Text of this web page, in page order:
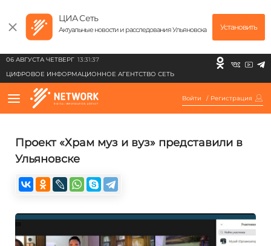
ЦИА Сеть
Актуальные новости и расследования Ульяновска Установить
06 АВГУСТА ЧЕТВЕРГ 13:31:37
ЦИФРОВОЕ ИНФОРМАЦИОННОЕ АГЕНТСТВО СЕТЬ
Войти / Регистрация
Проект «Храм муз и вуз» представили в
Ульяновске